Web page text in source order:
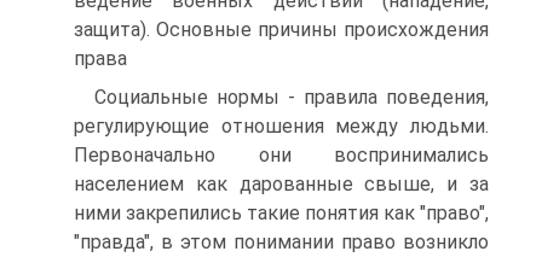
защита). Основные причины происхождения
права
Социальные нормы - правила поведения,
регулирующие отношения между людьми.
Первоначально они воспринимались
населением как дарованные свыше, и за
ними закрепились такие понятия как "право",
"правда", в этом понимании право возникло